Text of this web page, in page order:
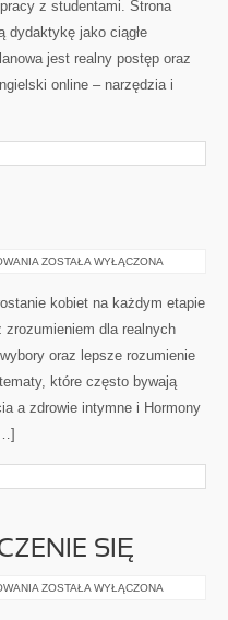
z studentami. Strona
dydaktykę jako ciągłe
jest realny postęp oraz
online – narzędzia i
NOWOTWORY
ZOSTAŁA WYŁĄCZONA
kobiet na każdym etapie
dla realnych
oraz lepsze rozumienie
które często bywają
a zdrowie intymne i Hormony
SIĘ
MUZYKA
ZOSTAŁA WYŁĄCZONA